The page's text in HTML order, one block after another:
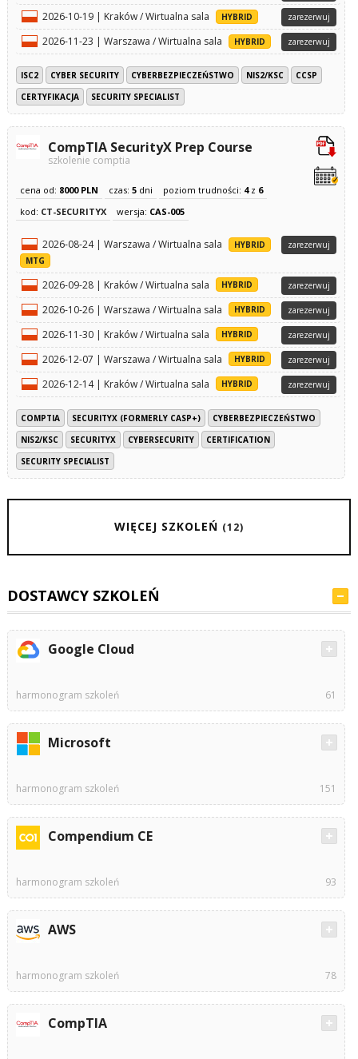
2026-10-19 | Kraków / Wirtualna sala HYBRID zarezerwuj
2026-11-23 | Warszawa / Wirtualna sala HYBRID zarezerwuj
ISC2 CYBER SECURITY CYBERBEZPIECZEŃSTWO NIS2/KSC
CCSP
CERTYFIKACJA
SECURITY SPECIALIST
CompTIA SecurityX Prep Course
szkolenie comptia
cena od: 8000 PLN czas: 5dni poziom trudności: 4z 6
kod: CT-SECURITYX wersja: CAS-005
2026-08-24 | Warszawa / Wirtualna sala
HYBRID
MTG
zarezerwuj
2026-09-28 | Kraków / Wirtualna sala HYBRID zarezerwuj
2026-10-26 | Warszawa / Wirtualna sala HYBRID zarezerwuj
2026-11-30 | Kraków / Wirtualna sala HYBRID zarezerwuj
2026-12-07 | Warszawa / Wirtualna sala HYBRID zarezerwuj
2026-12-14 | Kraków / Wirtualna sala HYBRID zarezerwuj
COMPTIA SECURITYX (FORMERLY CASP+)
CYBERBEZPIECZEŃSTWO
NIS2/KSC
SECURITYX CYBERSECURITY
CERTIFICATION
SECURITY SPECIALIST
WIĘCEJ SZKOLEŃ (12)
DOSTAWCY SZKOLEŃ
Google Cloud
harmonogram szkoleń 61
Microsoft
harmonogram szkoleń 151
Compendium CE
harmonogram szkoleń 93
AWS
harmonogram szkoleń 78
CompTIA